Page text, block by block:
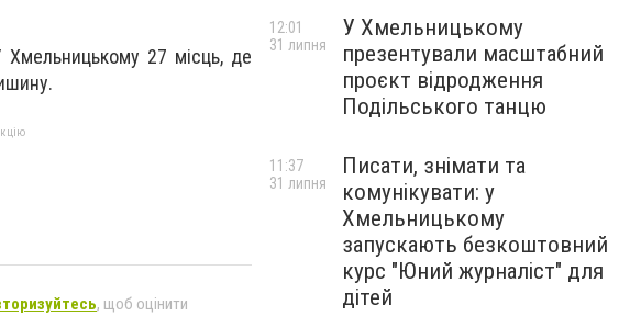
Хмельницькому 27 місць, де
, щоб оцінити
У Хмельницькому
презентували масштабний
проєкт відродження
Подільського танцю
12:01
31 липня
Писати, знімати та
комунікувати: у
Хмельницькому
запускають безкоштовний
курс "Юний журналіст" для
дітей
11:37
31 липня